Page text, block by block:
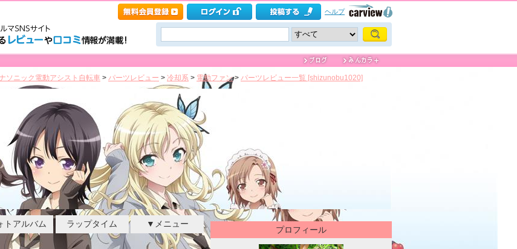
ヘルプ
ソニック電動アシスト自転車 > パーツレビュー > 冷却系 > 電動ファン> パーツレビュー一覧 [shizunobu1020]
トアルバム ラップタイム ▼メニュー
プロフィール